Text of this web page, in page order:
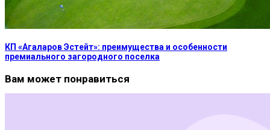
КП «Агаларов Эстейт»: преимущества и особенности
премиального загородного поселка
Вам может понравиться